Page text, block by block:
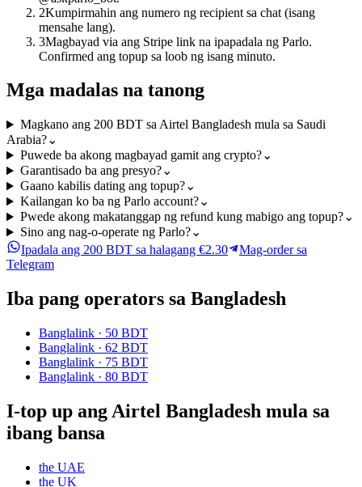
2Kumpirmahin ang numero ng recipient sa chat (isang
mensahe lang).
3Magbayad via ang Stripe link na ipapadala ng Parlo.
Confirmed ang topup sa loob ng isang minuto.
Mga madalas na tanong
Magkano ang 200 BDT sa Airtel Bangladesh mula sa Saudi
Arabia?⌄
Puwede ba akong magbayad gamit ang crypto?⌄
Garantisado ba ang presyo?⌄
Gaano kabilis dating ang topup?⌄
Kailangan ko ba ng Parlo account?⌄
Pwede akong makatanggap ng refund kung mabigo ang topup?⌄
Sino ang nag-o-operate ng Parlo?⌄
Ipadala ang 200 BDT sa halagang €2.30
Mag-order sa
Telegram
Iba pang operators sa Bangladesh
Banglalink · 50 BDT
Banglalink · 62 BDT
Banglalink · 75 BDT
Banglalink · 80 BDT
I-top up ang Airtel Bangladesh mula sa
ibang bansa
the UAE
the UK